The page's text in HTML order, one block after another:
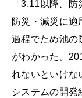
「3.11以降、
防災・減災に適
過程でため池の
がわかった。
れないといけな
システムの開発